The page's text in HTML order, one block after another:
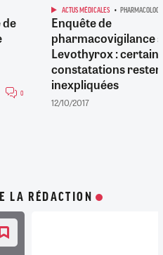
0
ACTUS MÉDICALES
Enquête de
pharmacovigilance
Levothyrox :
constatations
inexpliquées
12/10/2017
LA RÉDACTION